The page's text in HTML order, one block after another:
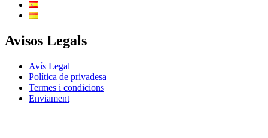
Avisos Legals
Avís Legal
Política de privadesa
Termes i condicions
Enviament